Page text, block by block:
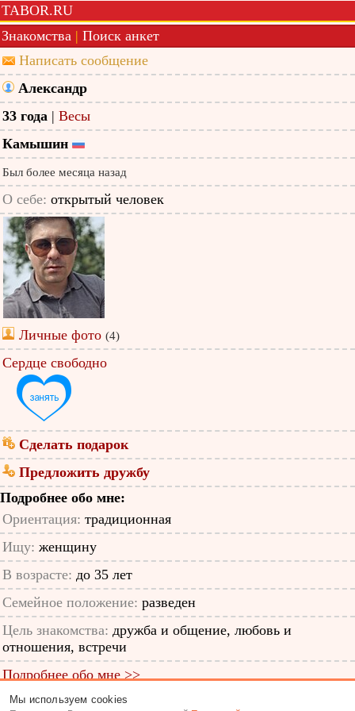
TABOR.RU
Знакомства | Поиск анкет
Написать сообщение
Александр
33 года | Весы
Камышин
Был более месяца назад
О себе: открытый человек
Личные фото (4)
Сердце свободно
Сделать подарок
Предложить дружбу
Подробнее обо мне:
Ориентация: традиционная
Ищу: женщину
В возрасте: до 35 лет
Семейное положение: разведен
Цель знакомства: дружба и общение, любовь и
отношения, встречи
Подробнее обо мне >>
ID анкеты: 57681607
Мы используем cookies